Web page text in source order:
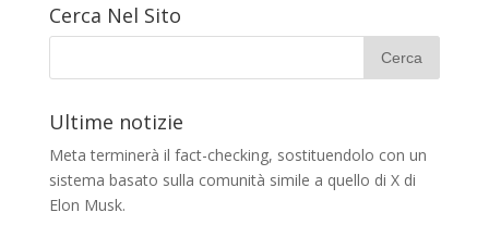
Cerca Nel Sito
Ultime notizie
Meta terminerà il fact-checking, sostituendolo con un
sistema basato sulla comunità simile a quello di X di
Elon Musk.